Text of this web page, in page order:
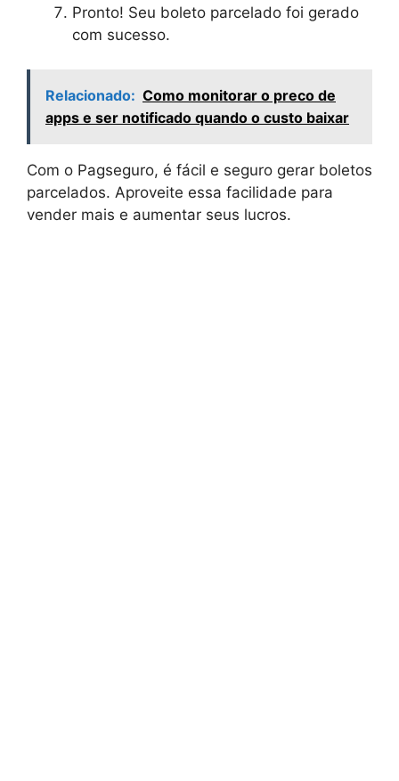
Pronto! Seu boleto parcelado foi gerado
com sucesso.
Relacionado: Como monitorar o preco de
apps e ser notificado quando o custo baixar
Com o Pagseguro, é fácil e seguro gerar boletos
parcelados. Aproveite essa facilidade para
vender mais e aumentar seus lucros.